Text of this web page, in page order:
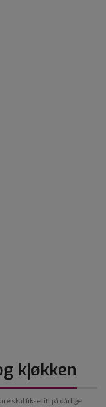
kjøkken
skal fikse litt på dårlige